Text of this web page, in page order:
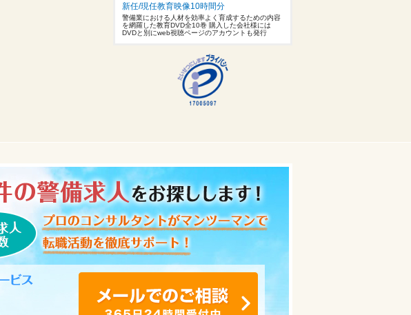
新任/現任教育映像10時間分
警備業における人材を効率よく育成するための内容
を網羅した教育DVD全10巻 購入した会社様には
DVDと別にweb視聴ページのアカウントも発行